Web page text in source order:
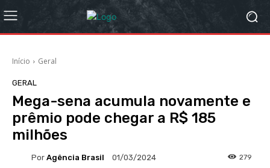
Início Geral
GERAL
Mega-sena acumula novamente e
prêmio pode chegar a R$ 185
milhões
Por Agência Brasil 01/03/2024 279